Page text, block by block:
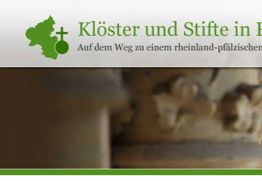
Klöster
und
Stifte
in
Rheinland-